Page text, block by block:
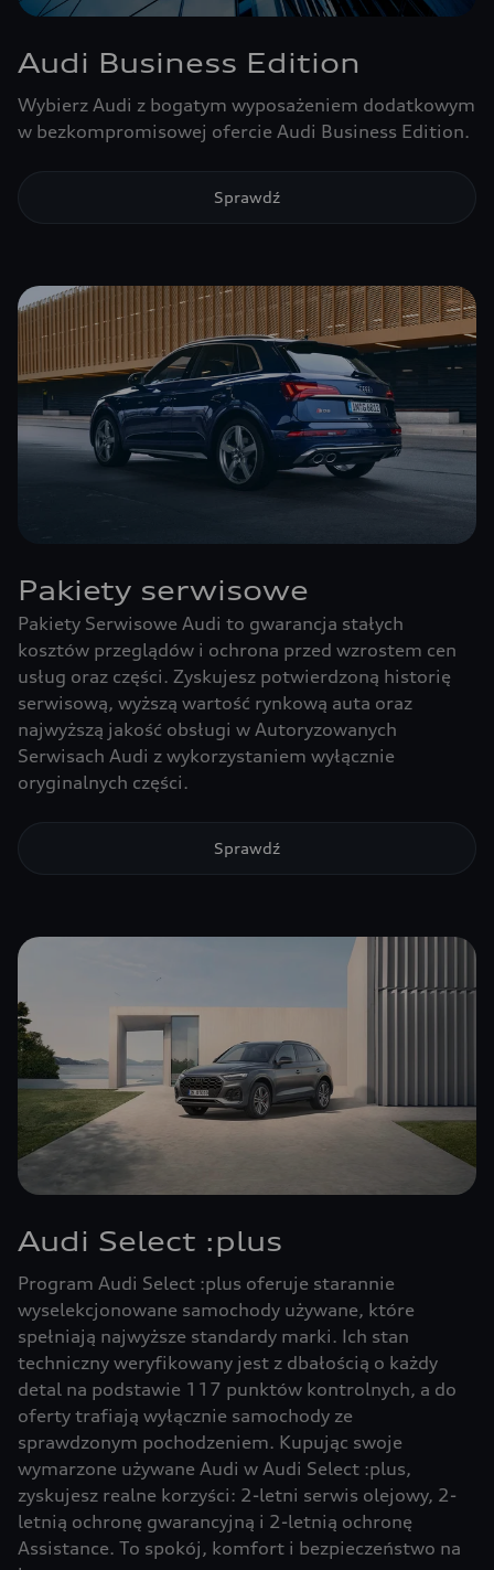
Audi Business Edition
Wybierz Audi z bogatym wyposażeniem dodatkowym
w bezkompromisowej ofercie Audi Business Edition.
Sprawdź
Pakiety serwisowe
Pakiety Serwisowe Audi to gwarancja stałych
kosztów przeglądów i ochrona przed wzrostem cen
usług oraz części. Zyskujesz potwierdzoną historię
serwisową, wyższą wartość rynkową auta oraz
najwyższą jakość obsługi w Autoryzowanych
Serwisach Audi z wykorzystaniem wyłącznie
oryginalnych części.
Sprawdź
Audi Select :plus
Program Audi Select :plus oferuje starannie
wyselekcjonowane samochody używane, które
spełniają najwyższe standardy marki. Ich stan
techniczny weryfikowany jest z dbałością o każdy
detal na podstawie 117 punktów kontrolnych, a do
oferty trafiają wyłącznie samochody ze
sprawdzonym pochodzeniem. Kupując swoje
wymarzone używane Audi w Audi Select :plus,
zyskujesz realne korzyści: 2-letni serwis olejowy, 2-
letnią ochronę gwarancyjną i 2-letnią ochronę
Assistance. To spokój, komfort i bezpieczeństwo na